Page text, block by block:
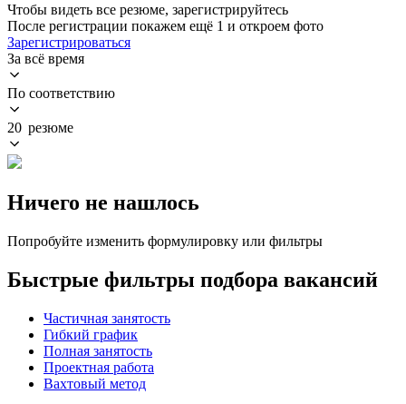
Чтобы видеть все резюме, зарегистрируйтесь
После регистрации покажем ещё 1 и откроем фото
Зарегистрироваться
За всё время
По соответствию
20 резюме
Ничего не нашлось
Попробуйте изменить формулировку или фильтры
Быстрые фильтры подбора вакансий
Частичная занятость
Гибкий график
Полная занятость
Проектная работа
Вахтовый метод